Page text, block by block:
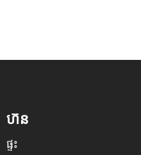
ហ៊ន
ផ្ទះ